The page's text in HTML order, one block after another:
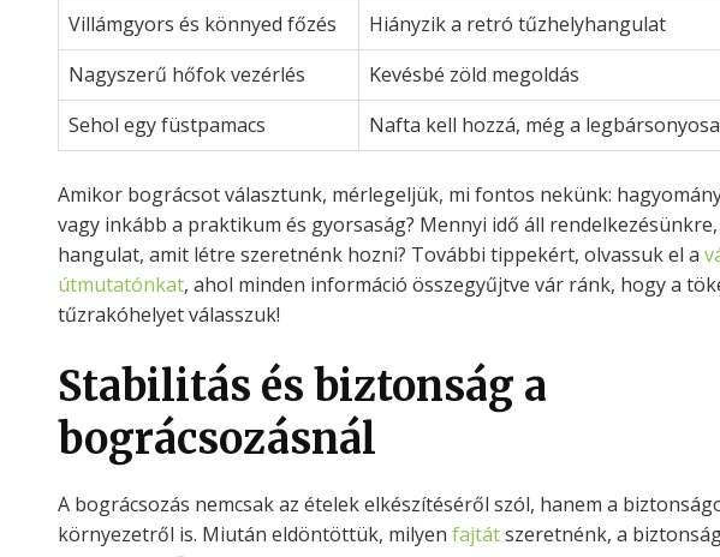
Villámgyors és könnyed főzés
Hiányzik a retró tűzhelyhangulat
Nagyszerű hőfok vezérlés
Kevésbé zöld megoldás
Sehol egy füstpamacs
Nafta kell hozzá, még a
Amikor bográcsot választunk, mérlegeljük, mi fontos nekünk:
vagy inkább a praktikum és gyorsaság? Mennyi idő áll rendelkezésünkre,
hangulat, amit létre szeretnénk hozni? További tippekért, olvassuk el a
útmutatónkat, ahol minden információ összegyűjtve vár ránk, hogy a
tűzrakóhelyet válasszuk!
Stabilitás és biztonság a
bográcsozásnál
A bográcsozás nemcsak az ételek elkészítéséről szól, hanem a
környezetről is. Miután eldöntöttük, milyen fajtátszeretnénk, a